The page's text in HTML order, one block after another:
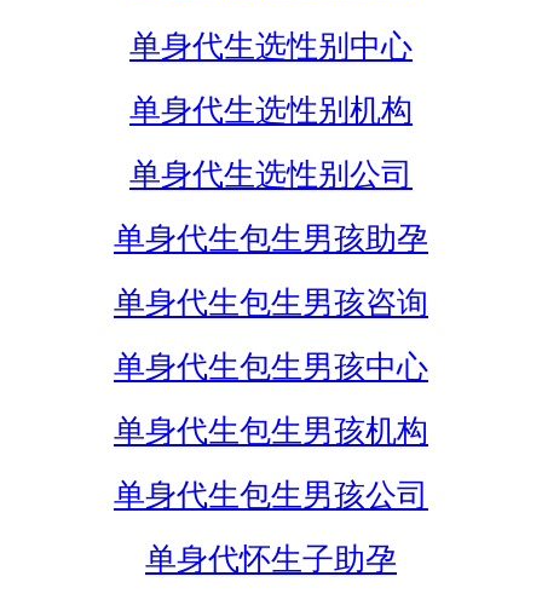
单身代生选性别中心
单身代生选性别机构
单身代生选性别公司
单身代生包生男孩助孕
单身代生包生男孩咨询
单身代生包生男孩中心
单身代生包生男孩机构
单身代生包生男孩公司
单身代怀生子助孕